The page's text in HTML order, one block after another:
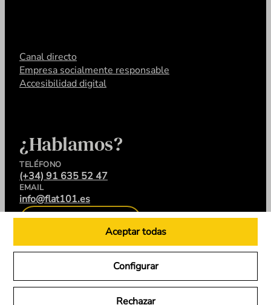
Configurar
Rechazar
Aceptar todas
Canal directo
Empresa socialmente responsable
Accesibilidad digital
¿Hablamos?
TELÉFONO
(+34) 91 635 52 47
EMAIL
info@flat101.es
CONTACTA
LinkedInInstagramYouTube
X